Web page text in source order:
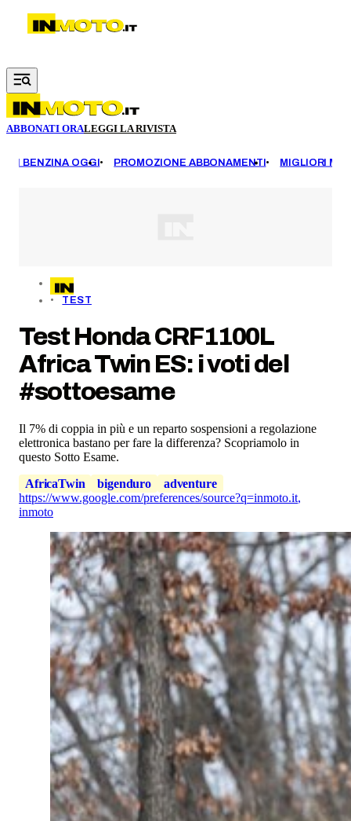
Vai al contenuto principale
ABBONATI ORALEGGI LA RIVISTA
BENZINA OGGI PROMOZIONE ABBONAMENTI MIGLIORI
TEST
Test Honda CRF1100L
Africa Twin ES: i voti del
#sottoesame
Il 7% di coppia in più e un reparto sospensioni a regolazione
elettronica bastano per fare la differenza? Scopriamolo in
questo Sotto Esame.
AfricaTwin
bigenduro
adventure
https://www.google.com/preferences/source?q=inmoto.it,
inmoto